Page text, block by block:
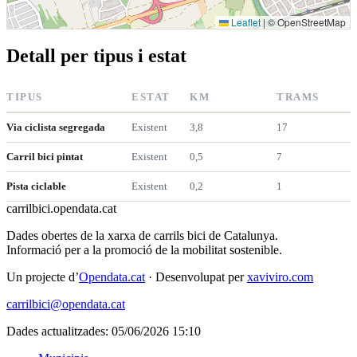
Leaflet |© OpenStreetMap
Detall per tipus i estat
TIPUS ESTAT KM TRAMS
Via ciclista segregada Existent 3,8 17
Carril bici pintat Existent 0,5 7
Pista ciclable Existent 0,2 1
carrilbici.opendata.cat
Dades obertes de la xarxa de carrils bici de Catalunya.
Informació per a la promoció de la mobilitat sostenible.
Un projecte d’Opendata.cat · Desenvolupat perxaviviro.com
carrilbici@opendata.cat
Dades actualitzades: 05/06/2026 15:10